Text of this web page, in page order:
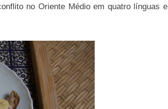
no Oriente Médio em quatro línguas e